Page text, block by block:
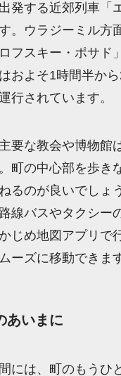
発する近郊列車「
。ウラジーミル方
フスキー・ポサド
およそ1時間半か
行されています。
要な教会や博物館
町の中心部を歩き
るのが良いでしょ
線バスやタクシー
じめ地図アプリで
ーズに移動できます
あいまに
には、町のもうひ